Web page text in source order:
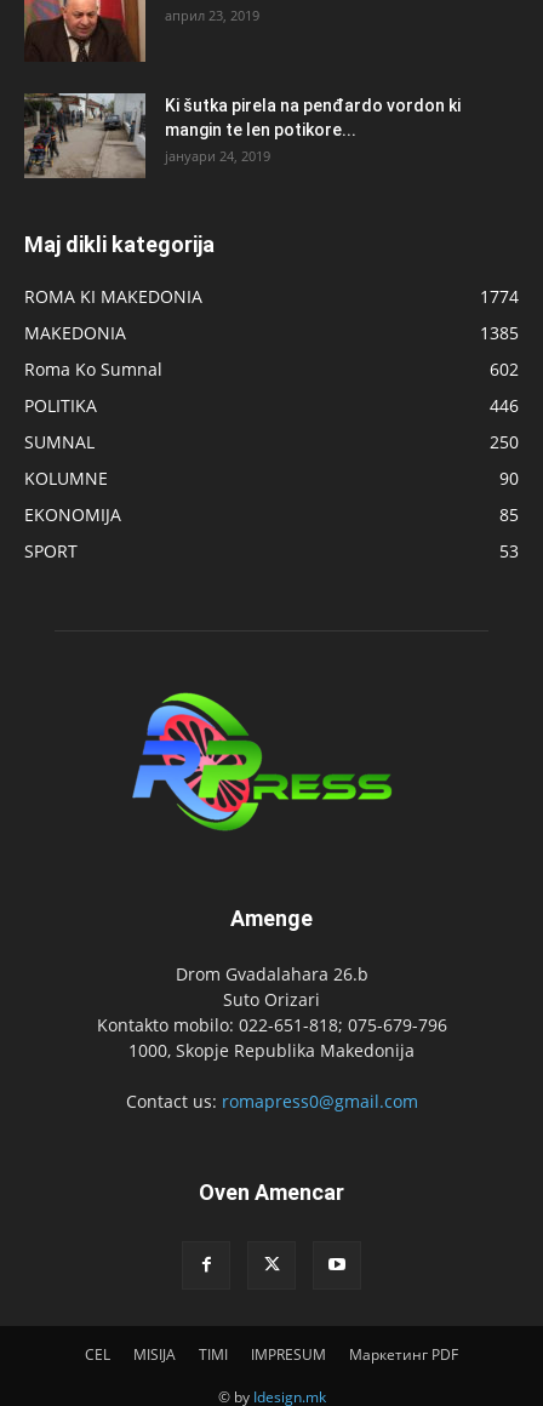
април 23, 2019
Ki šutka pirela na penđardo vordon ki
mangin te len potikore...
јануари 24, 2019
Maj dikli kategorija
ROMA KI MAKEDONIA
1774
MAKEDONIA
1385
Roma Ko Sumnal
602
POLITIKA
446
SUMNAL
250
KOLUMNE
90
EKONOMIJA
85
SPORT
53
Amenge
Drom Gvadalahara 26.b
Suto Orizari
Kontakto mobilo: 022-651-818; 075-679-796
1000, Skopje Republika Makedonija
Contact us: romapress0@gmail.com
Oven Amencar
CEL MISIJA TIMI IMPRESUM Маркетинг PDF
© by Idesign.mk